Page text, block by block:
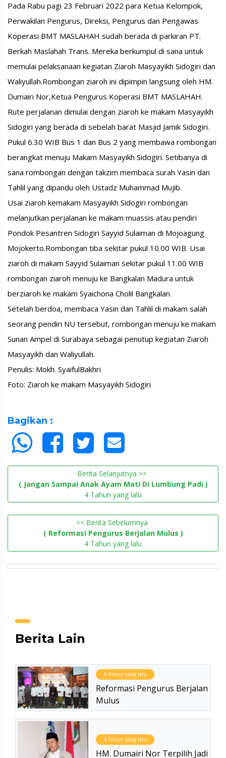
Pada Rabu pagi 23 Februari 2022 para Ketua Kelompok,
Perwakilan Pengurus, Direksi, Pengurus dan Pengawas
Koperasi BMT MASLAHAH sudah berada di parkiran PT.
Berkah Maslahah Trans. Mereka berkumpul di sana untuk
memulai pelaksanaan kegiatan Ziaroh Masyayikh Sidogiri dan
Waliyullah.Rombongan ziaroh ini dipimpin langsung oleh HM.
Dumairi Nor,Ketua Pengurus Koperasi BMT MASLAHAH.
Rute perjalanan dimulai dengan ziaroh ke makam Masyayikh
Sidogiri yang berada di sebelah barat Masjid Jamik Sidogiri.
Pukul 6.30 WIB Bus 1 dan Bus 2 yang membawa rombongan
berangkat menuju Makam Masyayikh Sidogiri. Setibanya di
sana rombongan dengan takzim membaca surah Yasin dan
Tahlil yang dipandu oleh Ustadz Muhammad Mujib.
Usai ziaroh kemakam Masyayikh Sidogiri rombongan
melanjutkan perjalanan ke makam muassis atau pendiri
Pondok Pesantren Sidogiri Sayyid Sulaiman di Mojoagung
Mojokerto.Rombongan tiba sekitar pukul 10.00 WIB. Usai
ziaroh di makam Sayyid Sulaiman sekitar pukul 11.00 WIB
rombongan ziaroh menuju ke Bangkalan Madura untuk
berziaroh ke makam Syaichona Cholil Bangkalan.
Setelah berdoa, membaca Yasin dan Tahlil di makam salah
seorang pendiri NU tersebut, rombongan menuju ke makam
Sunan Ampel di Surabaya sebagai penutup kegiatan Ziaroh
Masyayikh dan Waliyullah.
Penulis: Mokh. SyaifulBakhri
Foto: Ziaroh ke makam Masyayikh Sidogiri
Bagikan :
Berita Selanjutnya >>
( Jangan Sampai Anak Ayam Mati Di Lumbung Padi )
4 Tahun yang lalu
<< Berita Sebelumnya
( Reformasi Pengurus Berjalan Mulus )
4 Tahun yang lalu
Berita Lain
4 Tahun yang lalu
Reformasi Pengurus Berjalan
Mulus
4 Tahun yang lalu
HM. Dumairi Nor Terpilih Jadi